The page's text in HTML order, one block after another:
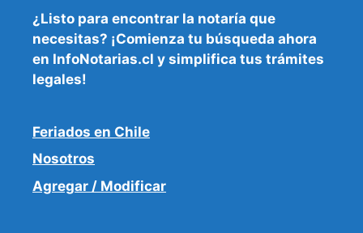
¿Listo para encontrar la notaría que
necesitas? ¡Comienza tu búsqueda ahora
en InfoNotarias.cl y simplifica tus trámites
legales!
Feriados en Chile
Nosotros
Agregar / Modificar